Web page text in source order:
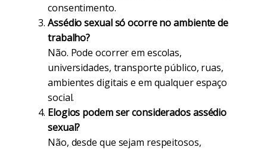
consentimento.
Assédio sexual só ocorre no ambiente de
trabalho?
Não. Pode ocorrer em escolas,
universidades, transporte público, ruas,
ambientes digitais e em qualquer espaço
social.
Elogios podem ser considerados assédio
sexual?
Não, desde que sejam respeitosos,